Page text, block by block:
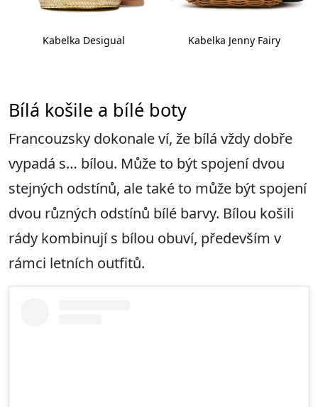
Kabelka Desigual Kabelka Jenny Fairy
Bílá košile a bílé boty
Francouzsky dokonale ví, že bílá vždy dobře
vypadá s… bílou. Může to být spojení dvou
stejných odstínů, ale také to může být spojení
dvou různých odstínů bílé barvy. Bílou košili
rády kombinují s bílou obuví, především v
rámci letních outfitů.